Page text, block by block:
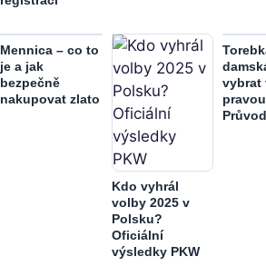
Mennica – co to
je a jak
bezpečně
nakupovat zlato
Kdo vyhrál
volby 2025 v
Polsku?
Oficiální
výsledky PKW
vybrat